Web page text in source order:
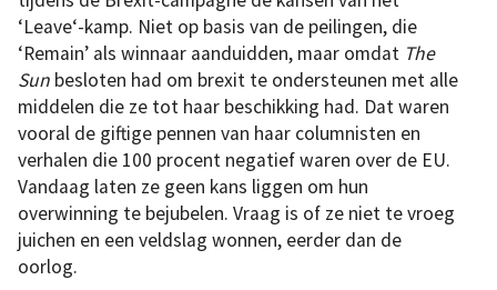
‘Leave‘-kamp. Niet op basis van de peilingen, die
‘Remain’ als winnaar aanduidden, maar omdat The
Sun besloten had om brexit te ondersteunen met alle
middelen die ze tot haar beschikking had. Dat waren
vooral de giftige pennen van haar columnisten en
verhalen die 100 procent negatief waren over de EU.
Vandaag laten ze geen kans liggen om hun
overwinning te bejubelen. Vraag is of ze niet te vroeg
juichen en een veldslag wonnen, eerder dan de
oorlog.